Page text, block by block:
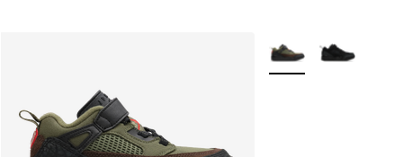
Weitere Farben